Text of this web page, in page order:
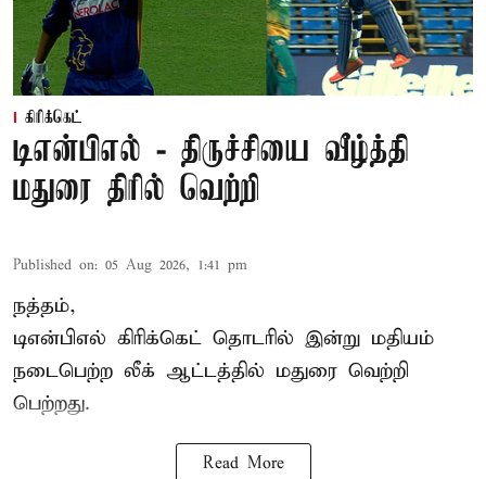
கிரிக்கெட்
டிஎன்பிஎல் - திருச்சியை வீழ்த்தி
மதுரை திரில் வெற்றி
Published on: 05 Aug 2026, 1:41 pm
நத்தம்,
டிஎன்பிஎல் கிரிக்கெட் தொடரில் இன்று மதியம்
நடைபெற்ற லீக் ஆட்டத்தில் மதுரை வெற்றி
பெற்றது.
Read More